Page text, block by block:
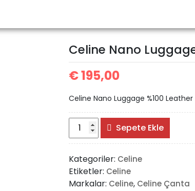
Celine Nano
€195,00
Celine Nano Luggage %100 Leather
Celine
Nano
Luggage
%100
Leather
Bag
Sepete Ekle
Kategoriler: Celine
Etiketler: Celine
Markalar: Celine, Celine Çanta